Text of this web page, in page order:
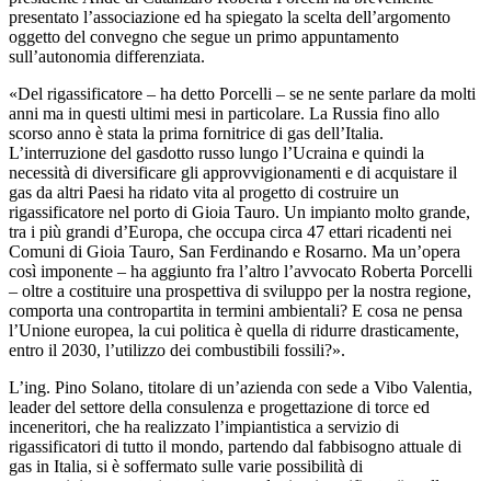
presentato l’associazione ed ha spiegato la scelta dell’argomento
oggetto del convegno che segue un primo appuntamento
sull’autonomia differenziata.
«Del rigassificatore – ha detto Porcelli – se ne sente parlare da molti
anni ma in questi ultimi mesi in particolare. La Russia fino allo
scorso anno è stata la prima fornitrice di gas dell’Italia.
L’interruzione del gasdotto russo lungo l’Ucraina e quindi la
necessità di diversificare gli approvvigionamenti e di acquistare il
gas da altri Paesi ha ridato vita al progetto di costruire un
rigassificatore nel porto di Gioia Tauro. Un impianto molto grande,
tra i più grandi d’Europa, che occupa circa 47 ettari ricadenti nei
Comuni di Gioia Tauro, San Ferdinando e Rosarno. Ma un’opera
così imponente – ha aggiunto fra l’altro l’avvocato Roberta Porcelli
– oltre a costituire una prospettiva di sviluppo per la nostra regione,
comporta una contropartita in termini ambientali? E cosa ne pensa
l’Unione europea, la cui politica è quella di ridurre drasticamente,
entro il 2030, l’utilizzo dei combustibili fossili?».
L’ing. Pino Solano, titolare di un’azienda con sede a Vibo Valentia,
leader del settore della consulenza e progettazione di torce ed
inceneritori, che ha realizzato l’impiantistica a servizio di
rigassificatori di tutto il mondo, partendo dal fabbisogno attuale di
gas in Italia, si è soffermato sulle varie possibilità di